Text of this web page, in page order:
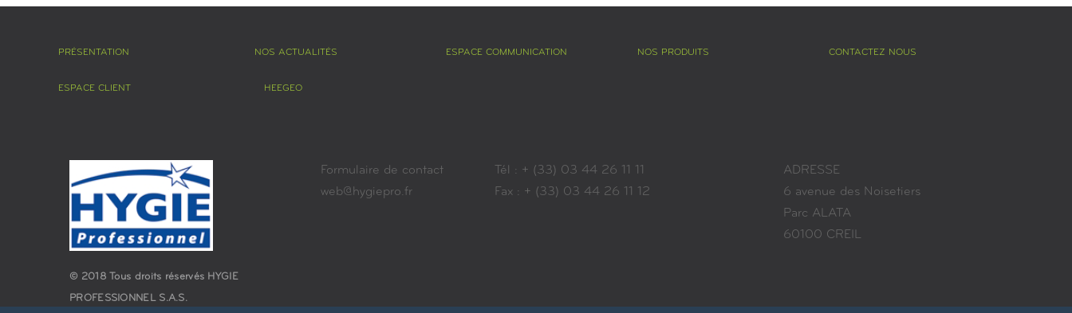
PRÉSENTATION NOS ACTUALITÉS ESPACE COMMUNICATION NOS PRODUITS CONTACTEZ NOUS
ESPACE CLIENT HEEGEO
© 2018 Tous droits réservés HYGIE
PROFESSIONNEL S.A.S.
Formulaire de contact
web@hygiepro.fr
Tél : + (33) 03 44 26 11 11
Fax : + (33) 03 44 26 11 12
ADRESSE
6 avenue des Noisetiers
Parc ALATA
60100 CREIL